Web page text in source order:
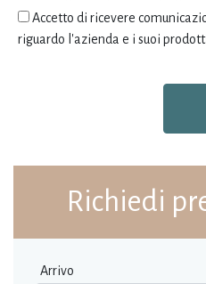
Accetto di ricevere
riguardo l'azienda e i suoi
Richiedi
Arrivo